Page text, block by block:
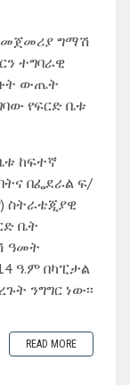
ግማሽ
ተግባራዊ
ውጤት
የፍርድ ቤቱ
ከፍተኛ
በፌደራል ፍ/
ስትራቴጂያዊ
ቤት
ዓመት
ዓ.ም በካፒታል
ንግግር ነው፡፡
READ MORE